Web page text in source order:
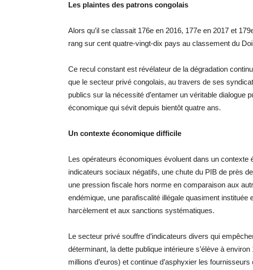
Les plaintes des patrons congolais
Alors qu’il se classait 176e en 2016, 177e en 2017 et
rang sur cent quatre-vingt-dix pays au classement du
Ce recul constant est révélateur de la dégradation
que le secteur privé congolais, au travers de ses
publics sur la nécessité d’entamer un véritable dialogue
économique qui sévit depuis bientôt quatre ans.
Un contexte économique difficile
Les opérateurs économiques évoluent dans un contexte
indicateurs sociaux négatifs, une chute du PIB de près
une pression fiscale hors norme en comparaison aux
endémique, une parafiscalité illégale quasiment instituée
harcèlement et aux sanctions systématiques.
Le secteur privé souffre d’indicateurs divers qui
déterminant, la dette publique intérieure s’élève à
millions d’euros) et continue d’asphyxier les